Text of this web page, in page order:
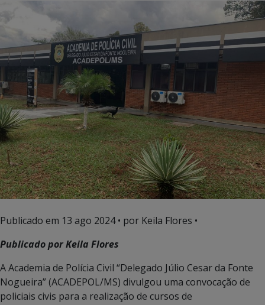
Publicado em 13 ago 2024• por Keila Flores •
Publicado por Keila Flores
A Academia de Polícia Civil “Delegado Júlio Cesar da Fonte
Nogueira” (ACADEPOL/MS) divulgou uma convocação de
policiais civis para a realização de cursos de